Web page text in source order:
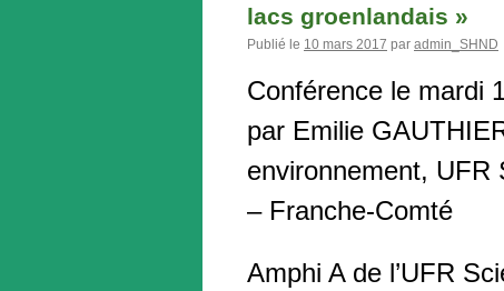
lacs groenlandais »
Publié le 10 mars 2017 par admin_SHND
Conférence le mardi
par Emilie
environnement, UFR
– Franche-Comté
Amphi A de l’UFR